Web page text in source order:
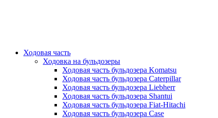
Ходовая часть
Ходовка на бульдозеры
Ходовая часть бульдозера Komatsu
Ходовая часть бульдозера Caterpillar
Ходовая часть бульдозера Liebherr
Ходовая часть бульдозера Shantui
Ходовая часть бульдозера Fiat-Hitachi
Ходовая часть бульдозера Case